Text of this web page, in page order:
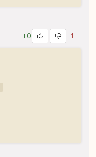
+0 -1